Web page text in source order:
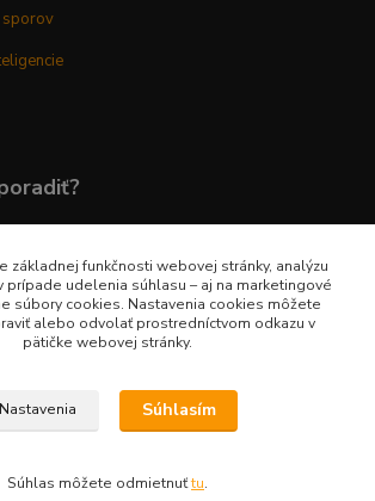
sporov
základnej funkčnosti webovej stránky, analýzu
prípade udelenia súhlasu – aj na marketingové
súbory cookies. Nastavenia cookies môžete
alebo odvolať prostredníctvom odkazu v
pätičke webovej stránky.
Nastavenia Súhlasím
Súhlas môžete odmietnuťtu.